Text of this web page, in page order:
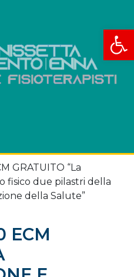
Apri
GRATUITO “La
fisico due pilastri della
della Salute”
ECM